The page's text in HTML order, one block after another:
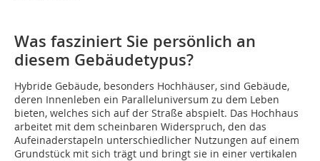
Was fasziniert Sie persönlich an
diesem Gebäudetypus?
Hybride Gebäude, besonders Hochhäuser, sind Gebäude,
deren Innenleben ein Paralleluniversum zu dem Leben
bieten, welches sich auf der Straße abspielt. Das Hochhaus
arbeitet mit dem scheinba­ren Widerspruch, den das
Aufeinaderstapeln unterschiedlicher Nutzungen auf einem
Grundstück mit sich trägt und bringt sie in einer vertikalen